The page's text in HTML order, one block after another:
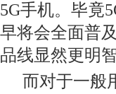
5G手机。毕竟
早将会全面普
品线显然更明智
而对于一般